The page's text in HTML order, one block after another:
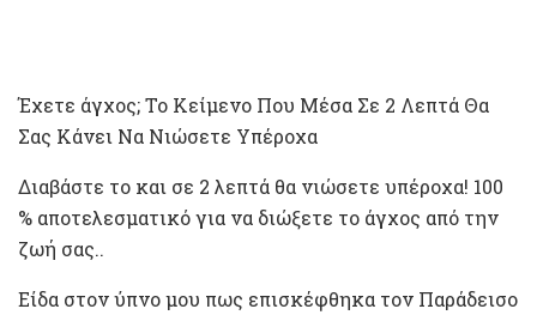
Έχετε άγχος; Το Κείμενο Που Μέσα Σε 2 Λεπτά Θα
Σας Κάνει Να Νιώσετε Υπέροχα
Διαβάστε το και σε 2 λεπτά θα νιώσετε υπέροχα! 100
% αποτελεσματικό για να διώξετε το άγχος από την
ζωή σας..
Είδα στον ύπνο μου πως επισκέφθηκα τον Παράδεισο